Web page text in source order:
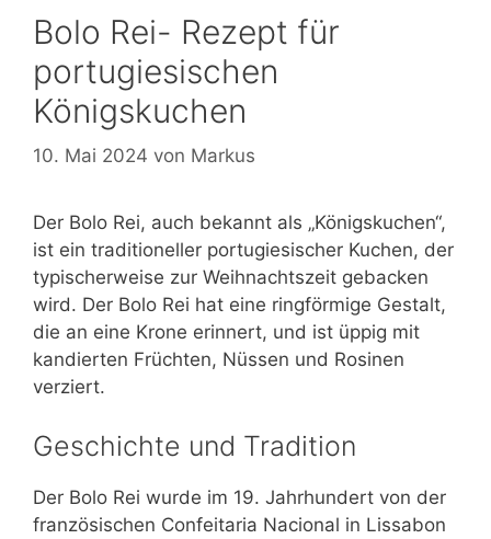
Bolo Rei- Rezept für
portugiesischen
Königskuchen
10. Mai 2024 von Markus
Der Bolo Rei, auch bekannt als „Königskuchen“,
ist ein traditioneller portugiesischer Kuchen, der
typischerweise zur Weihnachtszeit gebacken
wird. Der Bolo Rei hat eine ringförmige Gestalt,
die an eine Krone erinnert, und ist üppig mit
kandierten Früchten, Nüssen und Rosinen
verziert.
Geschichte und Tradition
Der Bolo Rei wurde im 19. Jahrhundert von der
französischen Confeitaria Nacional in Lissabon